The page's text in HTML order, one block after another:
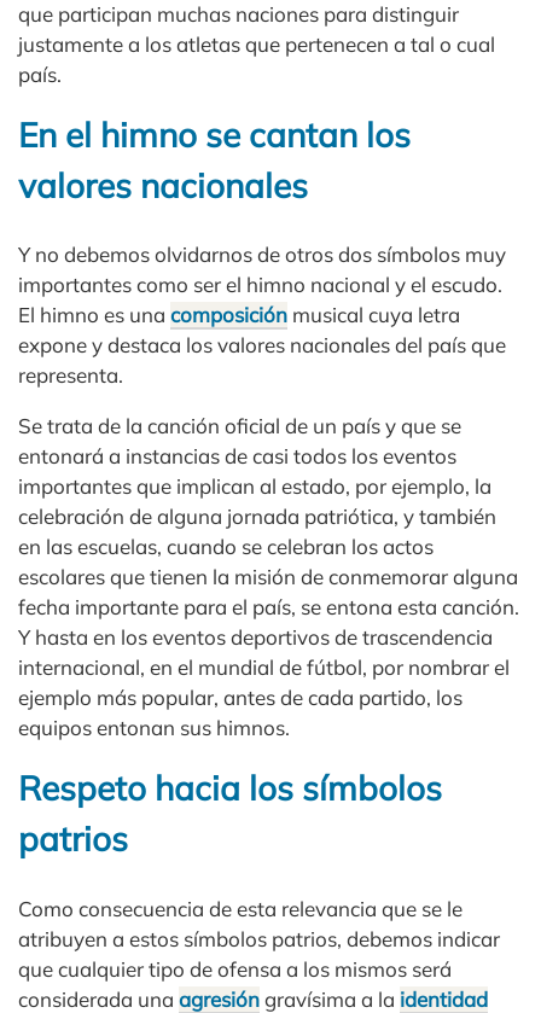
que participan muchas naciones para distinguir
justamente a los atletas que pertenecen a tal o cual
país.
En el himno se cantan los
valores nacionales
Y no debemos olvidarnos de otros dos símbolos muy
importantes como ser el himno nacional y el escudo.
El himno es una composición musical cuya letra
expone y destaca los valores nacionales del país que
representa.
Se trata de la canción oficial de un país y que se
entonará a instancias de casi todos los eventos
importantes que implican al estado, por ejemplo, la
celebración de alguna jornada patriótica, y también
en las escuelas, cuando se celebran los actos
escolares que tienen la misión de conmemorar alguna
fecha importante para el país, se entona esta canción.
Y hasta en los eventos deportivos de trascendencia
internacional, en el mundial de fútbol, por nombrar el
ejemplo más popular, antes de cada partido, los
equipos entonan sus himnos.
Respeto hacia los símbolos
patrios
Como consecuencia de esta relevancia que se le
atribuyen a estos símbolos patrios, debemos indicar
que cualquier tipo de ofensa a los mismos será
considerada una agresióngravísima a la identidad